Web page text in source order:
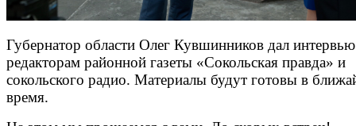
Губернатор области Олег Кувшинников дал интервью
редакторам районной газеты «Сокольская правда» и
сокольского радио. Материалы будут готовы в
время.